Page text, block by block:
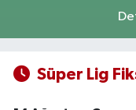
Süper Lig